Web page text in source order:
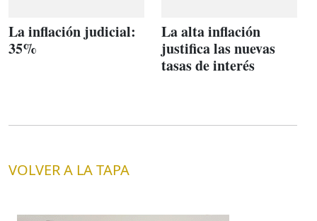
La inflación judicial:
35%
La alta inflación
justifica las nuevas
tasas de interés
VOLVER A LA TAPA